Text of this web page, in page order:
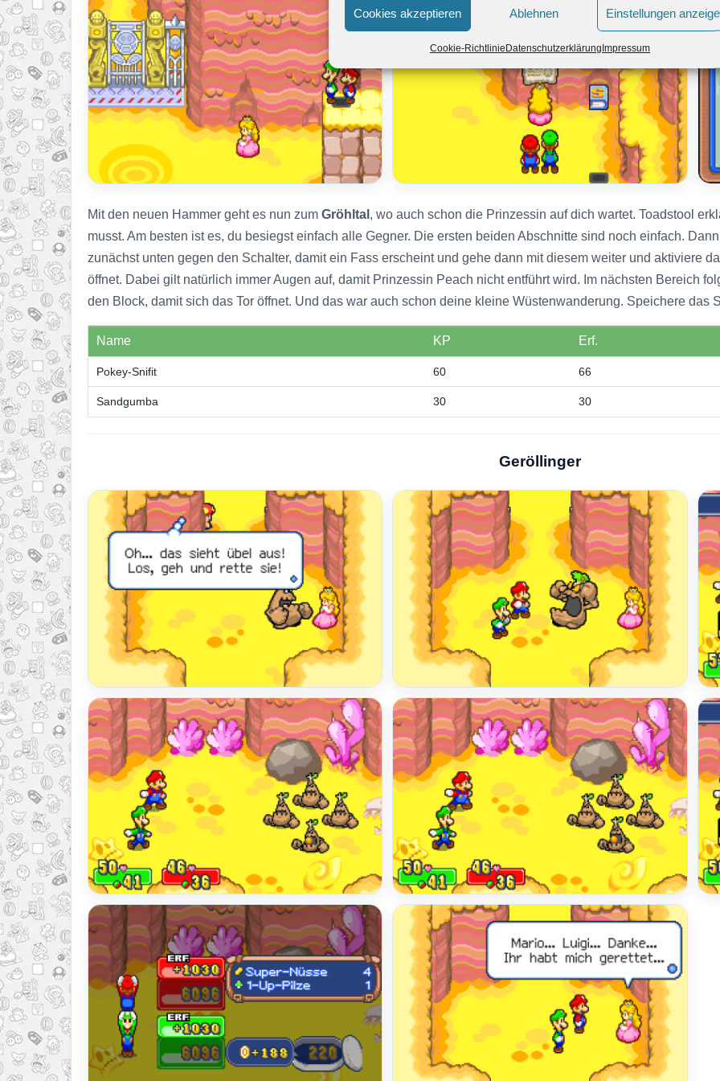
Cookies akzeptieren Ablehnen Einstellungen
Cookie-RichtlinieDatenschutzerklärungImpressum
Mit den neuen Hammer geht es nun zum Gröhltal , wo auch schon die Prinzessin auf dich wartet. Toadstool
musst. Am besten ist es, du besiegst einfach alle Gegner. Die ersten beiden Abschnitte sind noch einfach.
zunächst unten gegen den Schalter, damit ein Fass erscheint und gehe dann mit diesem weiter und aktiviere
öffnet. Dabei gilt natürlich immer Augen auf, damit Prinzessin Peach nicht entführt wird. Im nächsten Bereich
den Block, damit sich das Tor öffnet. Und das war auch schon deine kleine Wüstenwanderung. Speichere das
Name KP Erf.
Pokey-Snifit 60 66
Sandgumba 30 30
Geröllinger